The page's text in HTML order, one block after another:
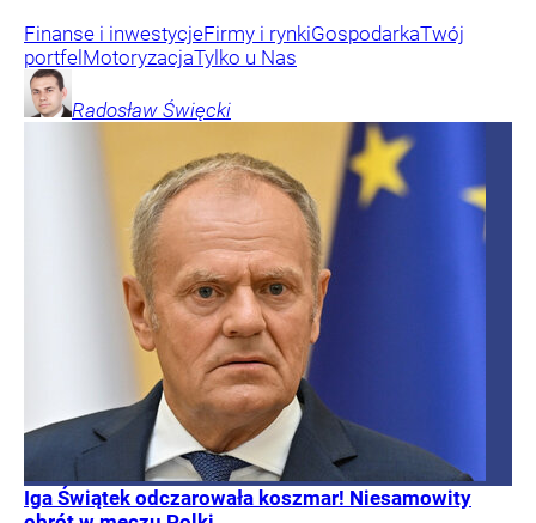
Finanse i inwestycjeFirmy i rynkiGospodarkaTwój
portfel MotoryzacjaTylko u Nas
Radosław Święcki
Iga Świątek odczarowała koszmar! Niesamowity